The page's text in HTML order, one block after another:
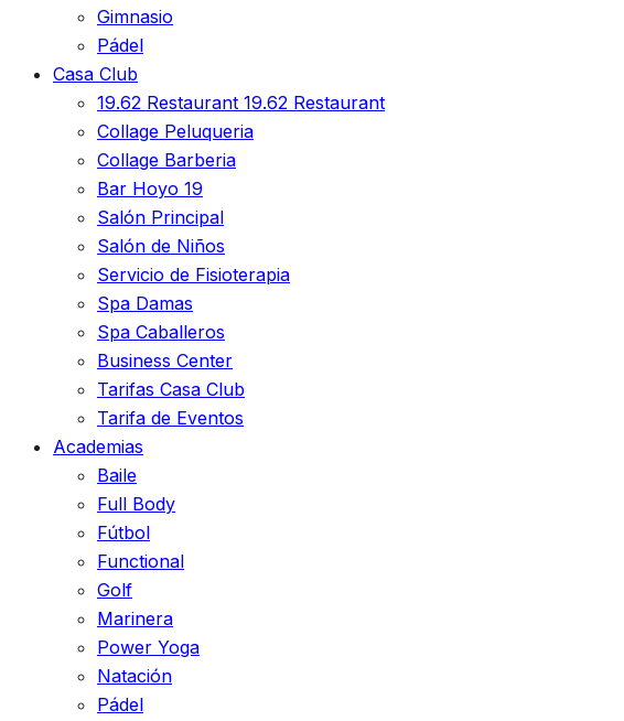
Gimnasio
Pádel
Casa Club
19.62 Restaurant 19.62 Restaurant
Collage Peluqueria
Collage Barberia
Bar Hoyo 19
Salón Principal
Salón de Niños
Servicio de Fisioterapia
Spa Damas
Spa Caballeros
Business Center
Tarifas Casa Club
Tarifa de Eventos
Academias
Baile
Full Body
Fútbol
Functional
Golf
Marinera
Power Yoga
Natación
Pádel